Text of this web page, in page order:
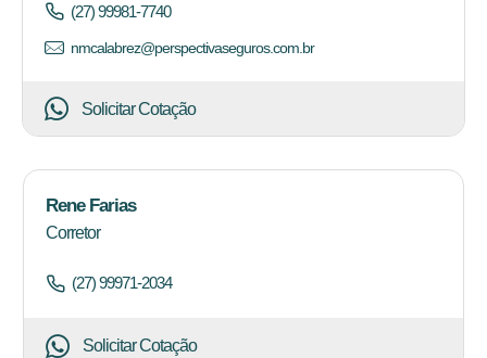
(27) 99981-7740
nmcalabrez@perspectivaseguros.com.br
Solicitar Cotação
Rene Farias
Corretor
(27) 99971-2034
Solicitar Cotação